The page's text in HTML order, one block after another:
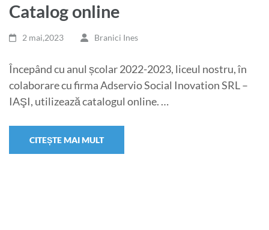
Catalog online
2 mai,2023 Branici Ines
Începând cu anul școlar 2022-2023, liceul nostru, în
colaborare cu firma Adservio Social Inovation SRL –
IAŞI, utilizează catalogul online. …
CITEȘTE MAI MULT